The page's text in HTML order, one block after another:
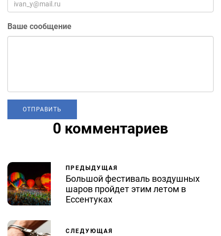
Ваше сообщение
0 комментариев
ПРЕДЫДУЩАЯ
Большой фестиваль воздушных
шаров пройдет этим летом в
Ессентуках
СЛЕДУЮЩАЯ